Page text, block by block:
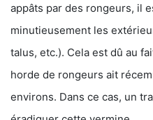
appâts par des rongeurs, il
minutieusement les
talus, etc.). Cela est dû au
horde de rongeurs ait
environs. Dans ce cas, un